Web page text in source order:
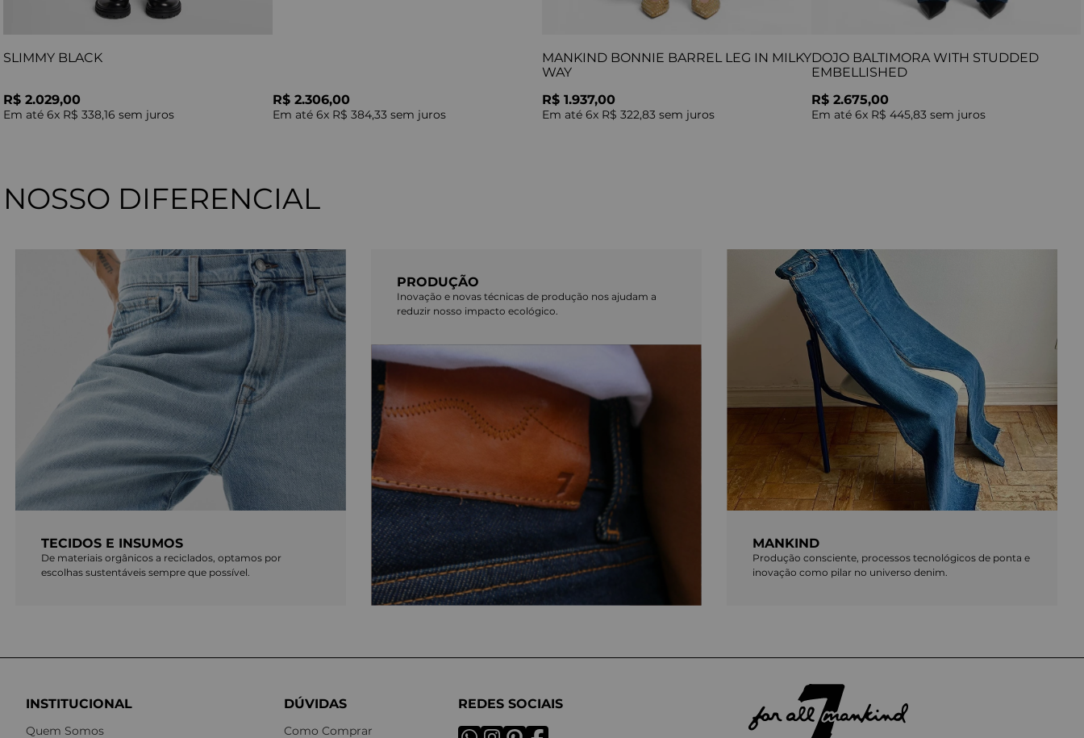
SLIMMY BLACK
R$ 2.029,00
Em até 6x R$ 338,16 sem juros
R$ 2.306,00
Em até 6x R$ 384,33 sem juros
MANKIND BONNIE BARREL LEG IN MILKY
WAY
R$ 1.937,00
Em até 6x R$ 322,83 sem juros
DOJO BALTIMORA WITH STUDDED
EMBELLISHED
R$ 2.675,00
Em até 6x R$ 445,83 sem juros
NOSSO DIFERENCIAL
TECIDOS E INSUMOS
De materiais orgânicos a reciclados, optamos por
escolhas sustentáveis sempre que possível.
PRODUÇÃO
Inovação e novas técnicas de produção nos ajudam a
reduzir nosso impacto ecológico.
MANKIND
Produção consciente, processos tecnológicos de ponta e
inovação como pilar no universo denim.
INSTITUCIONAL
Quem Somos
DÚVIDAS
Como Comprar
REDES SOCIAIS